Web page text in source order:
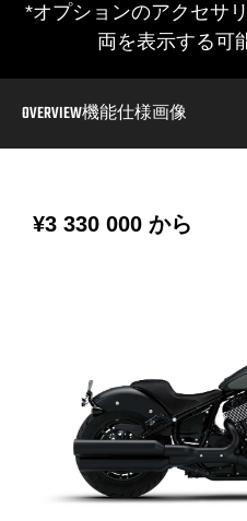
*オプションのアクセサ
両を表示する可
OVERVIEW機能仕様画像
から
¥3 330 000